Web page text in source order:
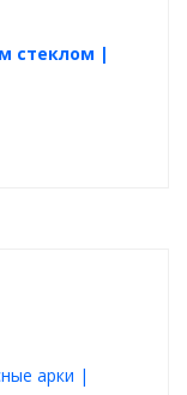
стеклом |